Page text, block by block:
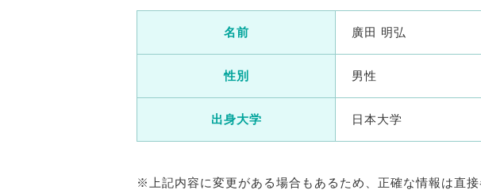
名前 廣田 明弘
性別 男性
出身大学 日本大学
※上記内容に変更がある場合もあるため、正確な情報は直